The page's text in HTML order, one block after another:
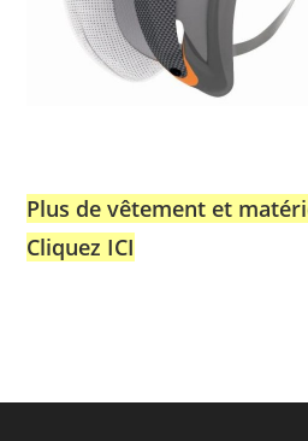
Plus de vêtement et
Cliquez ICI